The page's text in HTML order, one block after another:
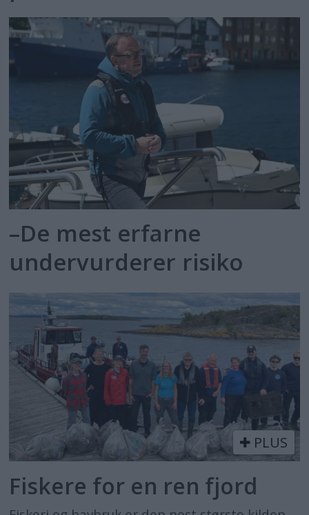
–De mest erfarne
undervurderer risiko
PLUS
Fiskere for en ren fjord